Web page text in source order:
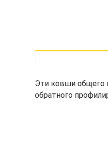
Эти ковши общего
обратного